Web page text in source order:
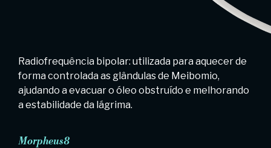
Radiofrequência bipolar: utilizada para aquecer de
forma controlada as glândulas de Meibomio,
ajudando a evacuar o óleo obstruído e melhorando
a estabilidade da lágrima.
Morpheus8